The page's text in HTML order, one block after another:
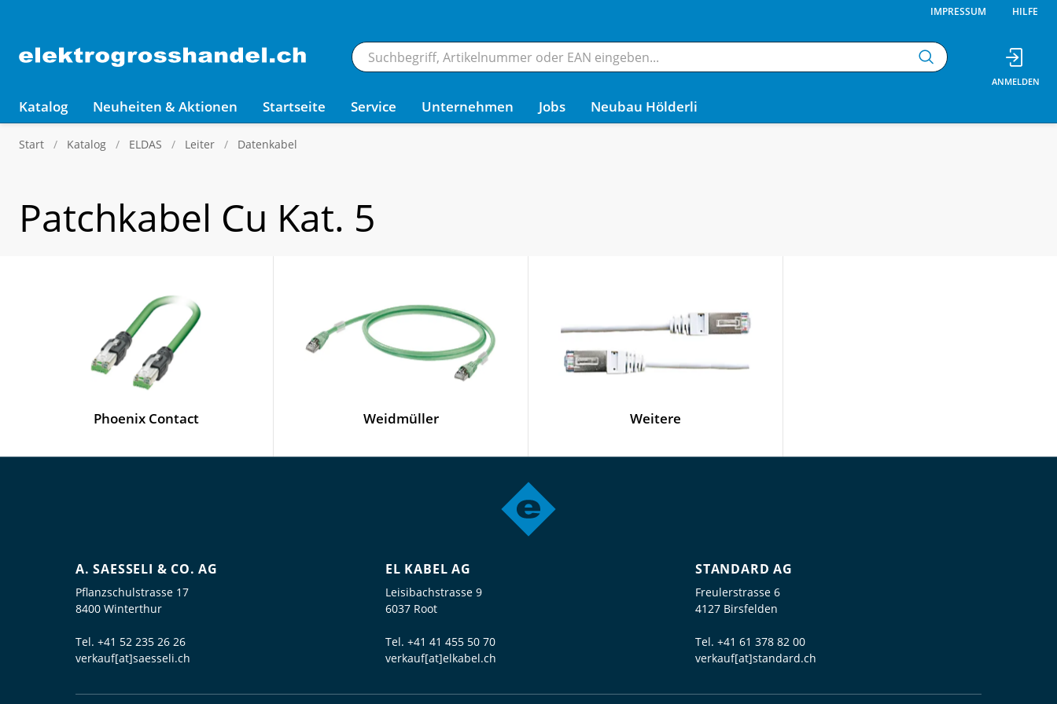
IMPRESSUM HILFE
Katalog Neuheiten & Aktionen Startseite Service Unternehmen Jobs Neubau Hölderli
Start Katalog ELDAS Leiter Datenkabel
Patchkabel Cu Kat. 5
Phoenix Contact Weidmüller Weitere
A. SAESSELI & CO. AG
Pflanzschulstrasse 17
8400 Winterthur
Tel. +41 52 235 26 26
verkauf[at]saesseli.ch
EL KABEL AG
Leisibachstrasse 9
6037 Root
Tel. +41 41 455 50 70
verkauf[at]elkabel.ch
STANDARD AG
Freulerstrasse 6
4127 Birsfelden
Tel. +41 61 378 82 00
verkauf[at]standard.ch